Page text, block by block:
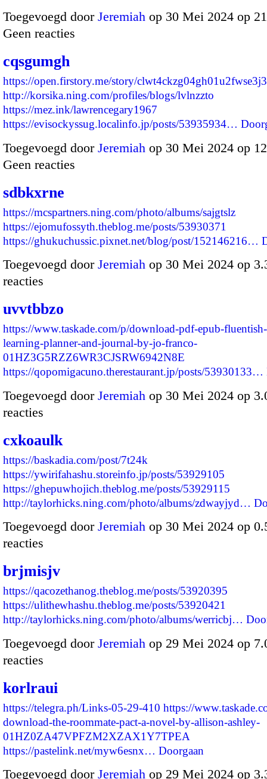
Toegevoegd door Jeremiah op 30 Mei 2024 op
Geen reacties
cqsgumgh
https://open.firstory.me/story/
http://korsika.ning.com/profiles/blogs/lvlnzzto
https://mez.ink/lawrencegary1967
https://evisockyssug.localinfo.jp/posts/53935934…
Toegevoegd door Jeremiah op 30 Mei 2024 op
Geen reacties
sdbkxrne
https://mcspartners.ning.com/photo/albums/sajgtslz
https://ejomufossyth.theblog.me/posts/53930371
https://ghukuchussic.pixnet.net/blog/post/152146216…
Toegevoegd door Jeremiah op 30 Mei 2024 op
reacties
uvvtbbzo
https://www.taskade.com/p/download-pdf-epub-
learning-planner-and-journal-by-jo-franco-
01HZ3G5RZZ6WR3CJSRW6942N8E
https://qopomigacuno.therestaurant.jp/posts/53930133…
Toegevoegd door Jeremiah op 30 Mei 2024 op
reacties
cxkoaulk
https://baskadia.com/post/7t24k
https://ywirifahashu.storeinfo.jp/posts/53929105
https://ghepuwhojich.theblog.me/posts/53929115
http://taylorhicks.ning.com/photo/albums/zdwayjyd…
Toegevoegd door Jeremiah op 30 Mei 2024 op
reacties
brjmisjv
https://qacozethanog.theblog.me/posts/53920395
https://ulithewhashu.theblog.me/posts/53920421
http://taylorhicks.ning.com/photo/albums/werricbj…
Toegevoegd door Jeremiah op 29 Mei 2024 op
reacties
korlraui
https://telegra.ph/Links-05-29-410 https://
download-the-roommate-pact-a-novel-by-allison-ashley-
01HZ0ZA47VPFZM2XZAX1Y7TPEA
https://pastelink.net/myw6esnx… Doorgaan
Toegevoegd door Jeremiah op 29 Mei 2024 op